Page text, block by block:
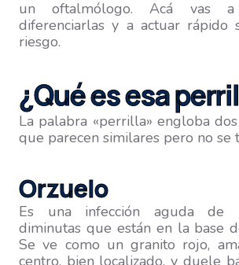
un oftalmólogo. Acá vas
diferenciarlas y a actuar rápido
riesgo.
¿Qué es esa
La palabra «perrilla» engloba
que parecen similares pero no se
Orzuelo
Es una infección aguda de
diminutas que están en la base
Se ve como un granito rojo,
centro, bien localizado, y duele